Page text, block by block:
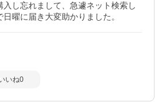
し忘れまして、急遽ネット検索し
曜に届き大変助かりました。
いね0